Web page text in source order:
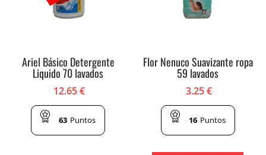
Ariel Básico Detergente
Liquido 70 lavados
12.65€
63 Puntos
Flor Nenuco Suavizante ropa
59 lavados
3.25€
16 Puntos